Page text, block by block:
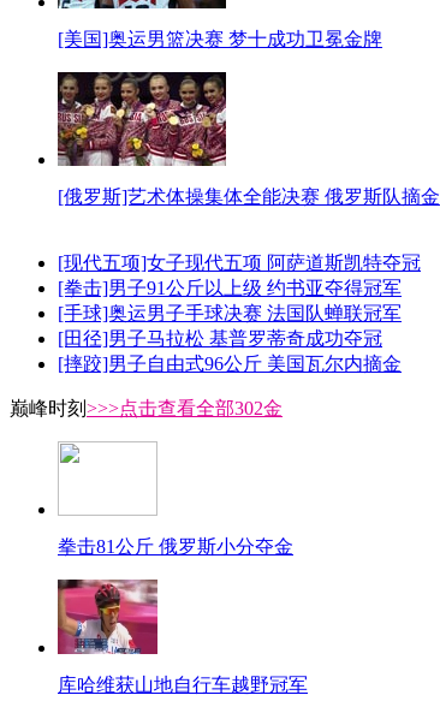
[美国]奥运男篮决赛 梦十成功卫冕金牌
[俄罗斯]艺术体操集体全能决赛 俄罗斯队摘金
[现代五项]女子现代五项 阿萨道斯凯特夺冠
[拳击]男子91公斤以上级 约书亚夺得冠军
[手球]奥运男子手球决赛 法国队蝉联冠军
[田径]男子马拉松 基普罗蒂奇成功夺冠
[摔跤]男子自由式96公斤 美国瓦尔内摘金
巅峰时刻 >>>点击查看全部302金
拳击81公斤 俄罗斯小分夺金
库哈维获山地自行车越野冠军